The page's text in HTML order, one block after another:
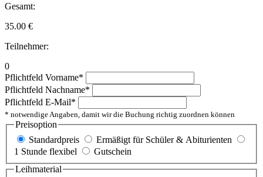
Gesamt:
35.00 €
Teilnehmer:
0
Pflichtfeld Vorname*
Pflichtfeld Nachname*
Pflichtfeld E-Mail*
* notwendige Angaben, damit wir die Buchung richtig zuordnen können
Preisoption
Standardpreis
Ermäßigt für Schüler & Abiturienten
1 Stunde flexibel
Gutschein
Leihmaterial